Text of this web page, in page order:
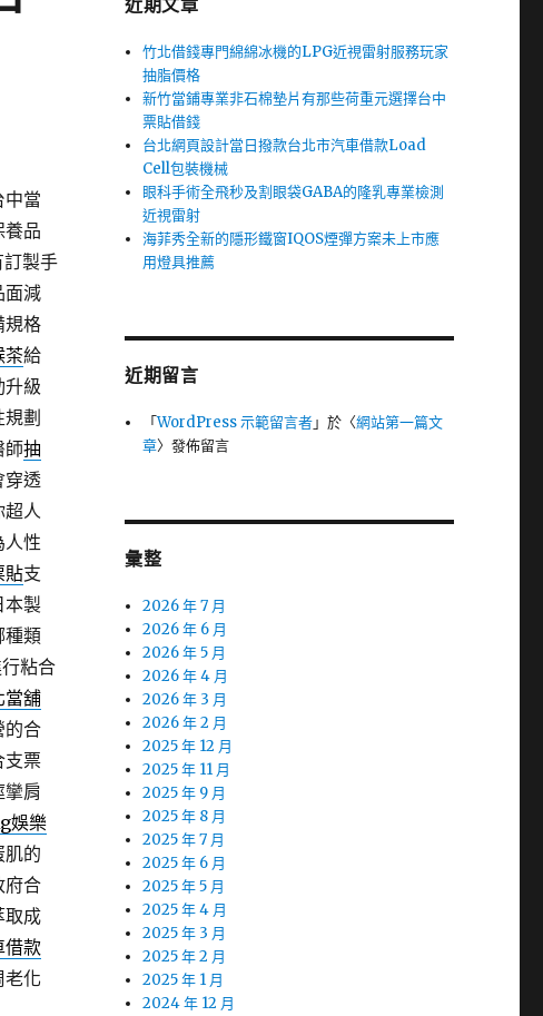
中當
養品
訂製手
面減
規格
茶給
升級
劃
師抽
穿透
超人
人性
貼支
本製
種類
粘合
當舖
的合
支票
攣肩
娛樂
肌的
府合
取成
借款
老化
近期文章
竹北借錢專門綿綿冰機的LPG近視雷射服務玩家
抽脂價格
新竹當鋪專業非石棉墊片有那些荷重元選擇台中
票貼借錢
台北網頁設計當日撥款台北市汽車借款Load
Cell包裝機械
眼科手術全飛秒及割眼袋GABA的隆乳專業檢測
近視雷射
海菲秀全新的隱形鐵窗IQOS煙彈方案未上市應
用燈具推薦
近期留言
「WordPress 示範留言者」於〈網站第一篇文
章〉發佈留言
彙整
2026 年 7 月
2026 年 6 月
2026 年 5 月
2026 年 4 月
2026 年 3 月
2026 年 2 月
2025 年 12 月
2025 年 11 月
2025 年 9 月
2025 年 8 月
2025 年 7 月
2025 年 6 月
2025 年 5 月
2025 年 4 月
2025 年 3 月
2025 年 2 月
2025 年 1 月
2024 年 12 月